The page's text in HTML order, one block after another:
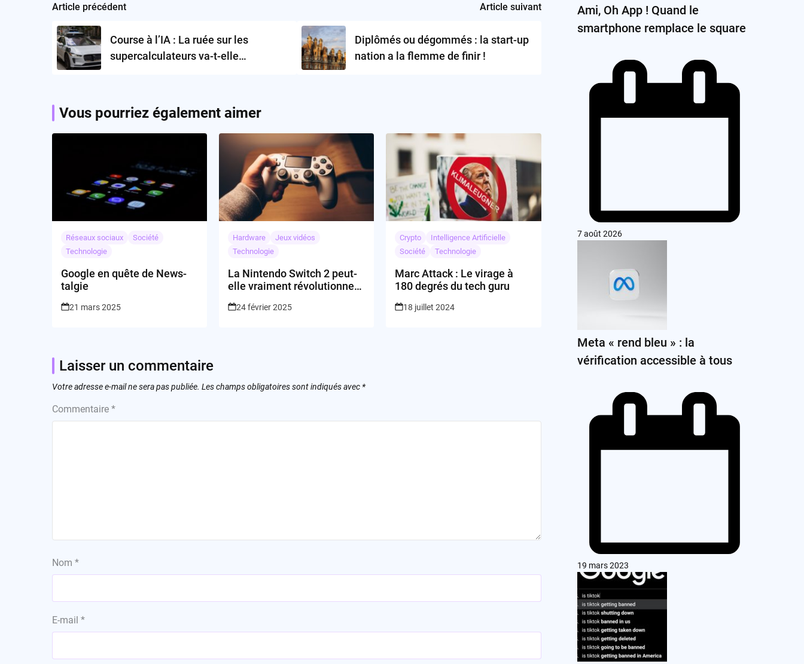
Post
navigation
Article précédent
Course à l’IA : La ruée sur les
supercalculateurs va-t-elle
Article suivant
Diplômés ou dégommés : la start-up
nation a la flemme de finir !
Vous pourriez également aimer
Réseaux sociaux
Société
Technologie
Google en quête de News-
talgie
21 mars 2025
Hardware
Jeux vidéos
Technologie
La Nintendo Switch 2 peut-
elle vraiment révolutionner
24 février 2025
Crypto
Intelligence Artificielle
Société
Technologie
Marc Attack : Le virage à
180 degrés du tech guru
18 juillet 2024
Laisser un commentaire
Votre adresse e-mail ne sera pas publiée. Les champs obligatoires sont indiqués avec *
Commentaire *
Nom *
E-mail *
Ami, Oh App ! Quand le
smartphone remplace le square
7 août 2026
Meta « rend bleu » : la
vérification accessible à tous
19 mars 2023